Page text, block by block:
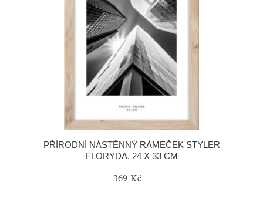
PŘÍRODNÍ NÁSTĚNNÝ RÁMEČEK STYLER
FLORYDA, 24 X 33 CM
369 Kč